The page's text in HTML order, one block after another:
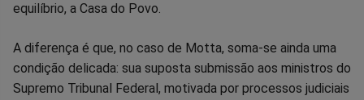
equilíbrio, a Casa do Povo.
A diferença é que, no caso de Motta, soma-se ainda uma
condição delicada: sua suposta submissão aos ministros do
Supremo Tribunal Federal, motivada por processos judiciais